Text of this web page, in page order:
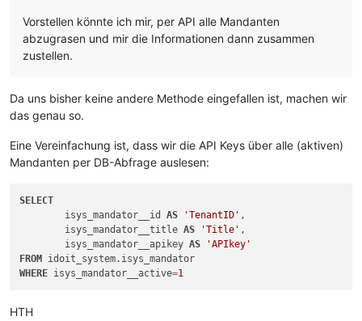
Vorstellen könnte ich mir, per API alle Mandanten
abzugrasen und mir die Informationen dann zusammen
zustellen.
Da uns bisher keine andere Methode eingefallen ist, machen wir
das genau so.
Eine Vereinfachung ist, dass wir die API Keys über alle (aktiven)
Mandanten per DB-Abfrage auslesen:
SELECT
	isys_mandator__id
AS 'TenantID' ,
	isys_mandator__title
AS 'Title' ,
	isys_mandator__apikey
AS
'APIkey'
FROM
WHERE isys_mandator__active=1
HTH